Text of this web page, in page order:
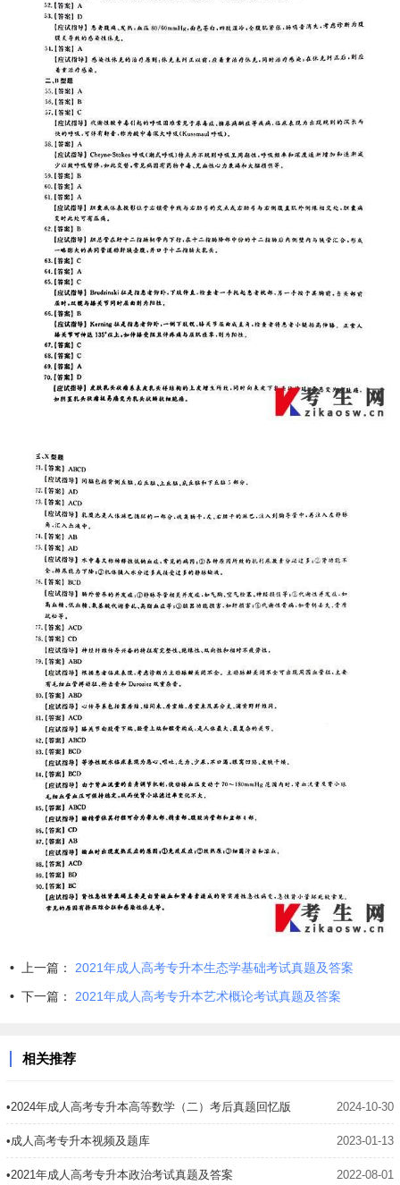
• 上一篇： 2021年成人高考专升本生态学基础考试真题及答案
• 下一篇： 2021年成人高考专升本艺术概论考试真题及答案
相关推荐
•2024年成人高考专升本高等数学（二）考后真题回忆版 2024-10-30
•成人高考专升本视频及题库 2023-01-13
•2021年成人高考专升本政治考试真题及答案 2022-08-01